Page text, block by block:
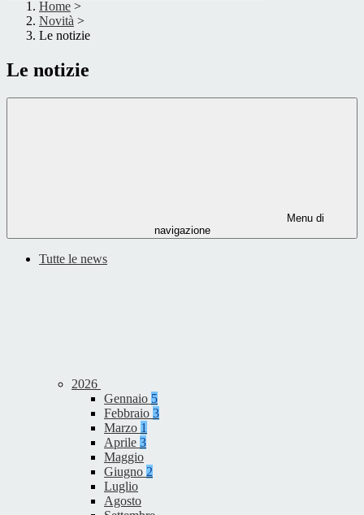
Home >
Novità >
Le notizie
Le notizie
Menu di
navigazione
Tutte le news
2026
Gennaio 5
Febbraio 3
Marzo 1
Aprile 3
Maggio
Giugno 2
Luglio
Agosto